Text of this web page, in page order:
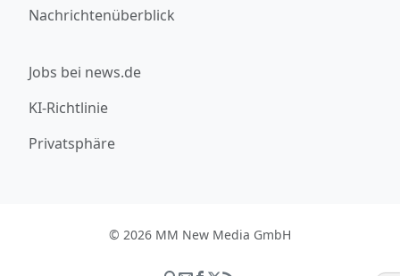
Nachrichtenüberblick
Jobs bei news.de
KI-Richtlinie
Privatsphäre
© 2026 MM New Media GmbH